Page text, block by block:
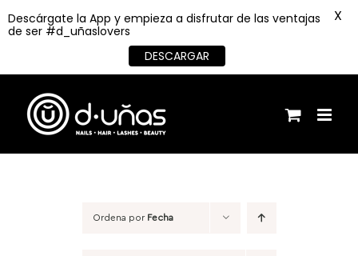
contenido
Ordena por Fecha
Descárgate la App y empieza a disfrutar de las ventajas
de ser #d_uñaslovers
DESCARGAR
X